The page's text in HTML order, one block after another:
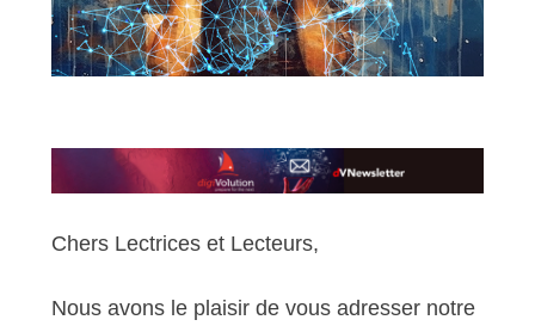
Chers Lectrices et Lecteurs,
Nous avons le plaisir de vous adresser notre